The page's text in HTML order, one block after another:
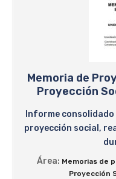
Memoria de
Proyección
Informe
proyección social,
Área: Memorias de
Proyección